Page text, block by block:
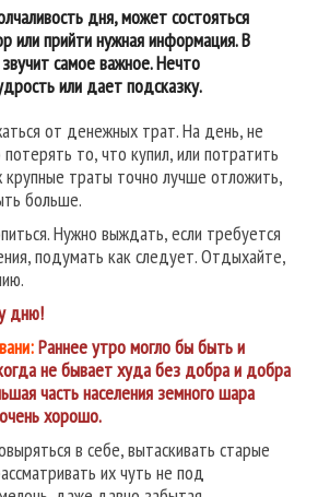
дня, может состояться
или прийти нужная информация. В
самое важное. Нечто
или дает подсказку.
от денежных трат. На день, не
то, что купил, или потратить
траты точно лучше отложить,
больше.
Нужно выждать, если требуется
подумать как следует. Отдыхайте,
дню!
Раннее утро могло бы быть и
не бывает худа без добра и добра
часть населения земного шара
хорошо.
в себе, вытаскивать старые
их чуть не под